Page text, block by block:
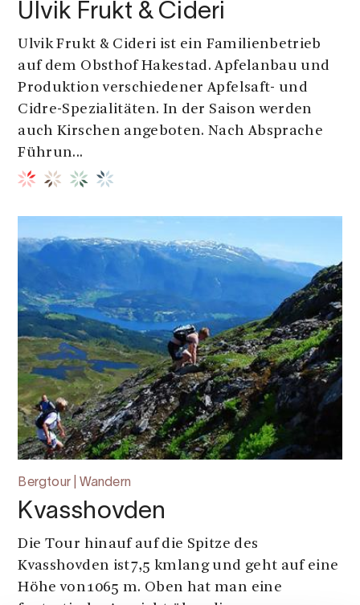
Ulvik Frukt & Cideri
Ulvik Frukt & Cideri ist ein Familienbetrieb
auf dem Obsthof Hakestad. Apfelanbau und
Produktion verschiedener Apfelsaft- und
Cidre-Spezialitäten. In der Saison werden
auch Kirschen angeboten. Nach Absprache
Führun...
Bergtour | Wandern
Kvasshovden
Die Tour hinauf auf die Spitze des
Kvasshovden ist7,5 kmlang und geht auf eine
Höhe von1065 m. Oben hat man eine